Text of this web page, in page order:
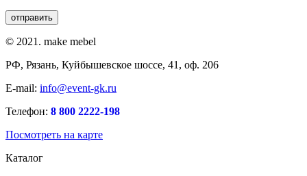
© 2021. make mebel
РФ, Рязань, Куйбышевское шоссе, 41, оф. 206
E-mail: info@event-gk.ru
Телефон: 8 800 2222-198
Посмотреть на карте
Каталог